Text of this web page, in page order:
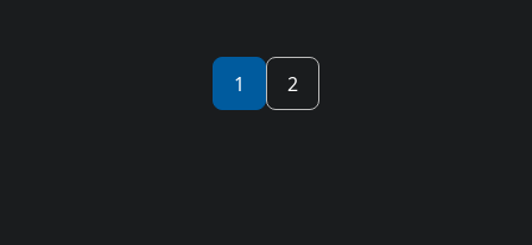
Artikkelien
selaus
1 2